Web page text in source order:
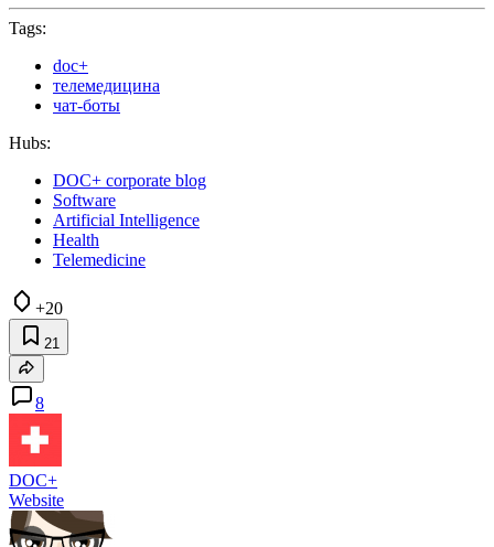
Tags:
doc+
телемедицина
чат-боты
Hubs:
DOC+ corporate blog
Software
Artificial Intelligence
Health
Telemedicine
+20
21
8
DOC+
Website